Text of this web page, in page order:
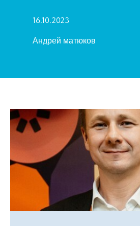
16.10.2023
Андрей матюков